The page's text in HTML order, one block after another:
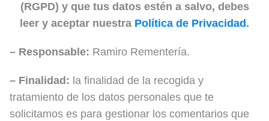
(RGPD) y que tus datos estén a salvo, debes
leer y aceptar nuestra Política de Privacidad .
– Responsable: Ramiro Rementería.
– Finalidad: la finalidad de la recogida y
tratamiento de los datos personales que te
solicitamos es para gestionar los comentarios que